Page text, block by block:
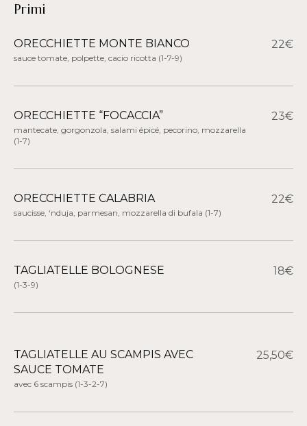
Primi
ORECCHIETTE MONTE BIANCO 22€
sauce tomate, polpette, cacio ricotta (1-7-9)
ORECCHIETTE “FOCACCIA” 23€
mantecate, gorgonzola, salami épicé, pecorino, mozzarella
(1-7)
ORECCHIETTE CALABRIA 22€
saucisse, ‘nduja, parmesan, mozzarella di bufala (1-7)
TAGLIATELLE BOLOGNESE 18€
(1-3-9)
TAGLIATELLE AU SCAMPIS AVEC
SAUCE TOMATE
25,50€
avec 6 scampis (1-3-2-7)